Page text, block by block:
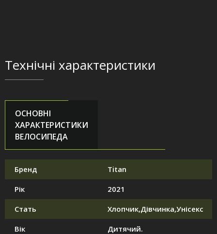
Технічні характеристики
ОСНОВНІ
ХАРАКТЕРИСТИКИ
ВЕЛОСИПЕДА
Бренд Titan
Рік 2021
Стать Хлопчик,Дівчинка,Унісекс
Вік Дитячий.